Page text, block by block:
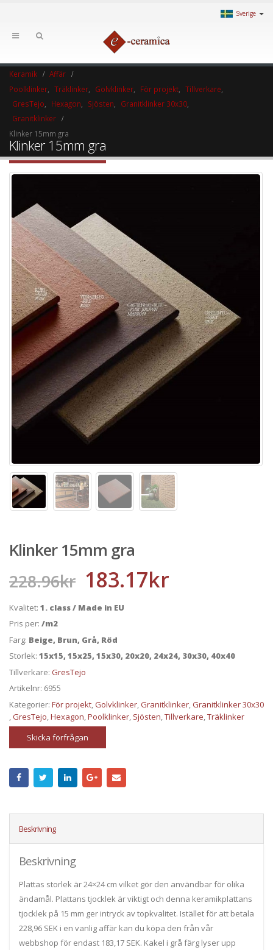
Sverige
Keramik
Affär
Poolklinker
Träklinker Golvklinker För projekt Tillverkare
GresTejo
Hexagon Sjösten Granitklinker 30x30
Granitklinker
Klinker 15mm gra
Klinker 15mm gra
Klinker 15mm gra
228.96kr 183.17kr
Kvalitet: 1. class / Made in EU
Pris per: /m2
Farg: Beige, Brun, Grå, Röd
Storlek: 15x15, 15x25, 15x30, 20x20, 24x24, 30x30, 40x40
Tillverkare: GresTejo
Artikelnr: 6955
Kategorier: För projekt,Golvklinker,Granitklinker,Granitklinker 30x30
,GresTejo,Hexagon,Poolklinker, Sjösten,Tillverkare,Träklinker
Skicka förfrågan
Beskrivning
Beskrivning
Plattas storlek är 24×24 cm vilket gör den användbar för olika
ändamål. Plattans tjocklek är viktigt och denna keramikplattans
tjocklek på 15 mm ger intryck av topkvalitet. Istället för att betala
228,96 SEK i en vanlig affär kan du köpa den från vår
webbshop för endast 183,17 SEK. Kakel i grå färg lyser upp